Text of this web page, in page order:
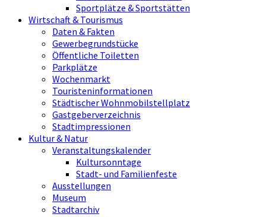
Sportplätze & Sportstätten
Wirtschaft & Tourismus
Daten & Fakten
Gewerbegrundstücke
Öffentliche Toiletten
Parkplätze
Wochenmarkt
Touristeninformationen
Städtischer Wohnmobilstellplatz
Gastgeberverzeichnis
Stadtimpressionen
Kultur & Natur
Veranstaltungskalender
Kultursonntage
Stadt- und Familienfeste
Ausstellungen
Museum
Stadtarchiv